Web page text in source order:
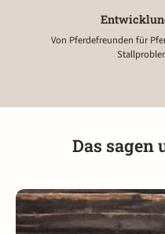
Von Pferdefreunden für
Das sagen